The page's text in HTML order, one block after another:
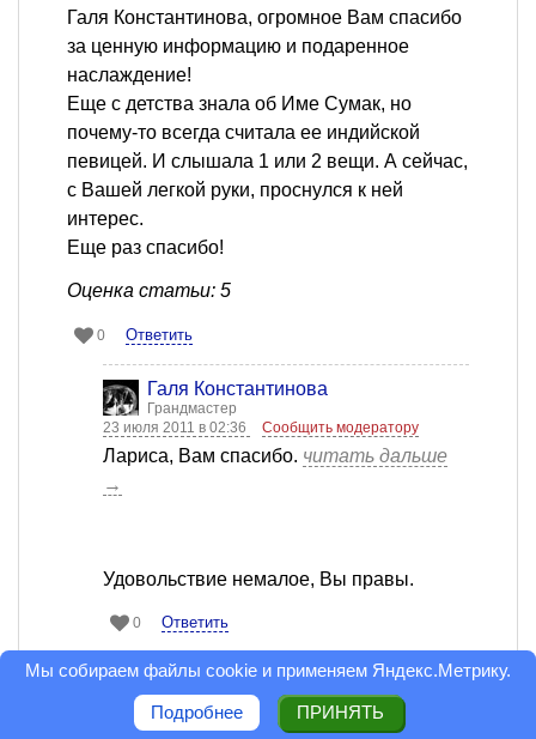
Галя Константинова, огромное Вам спасибо
за ценную информацию и подаренное
наслаждение!
Еще с детства знала об Име Сумак, но
почему-то всегда считала ее индийской
певицей. И слышала 1 или 2 вещи. А сейчас,
с Вашей легкой руки, проснулся к ней
интерес.
Еще раз спасибо!
Оценка статьи: 5
0 Ответить
Галя Константинова
Грандмастер
23 июля 2011 в 02:36
Сообщить модератору
Лариса, Вам спасибо. читать дальше
→
Удовольствие немалое, Вы правы.
0 Ответить
Игорь Коваленко
Дебютант
23 июля 2011 в 01:39
Сообщить модератору
Мы собираем файлы cookie и применяем Яндекс.Метрику.
Подробнее ПРИНЯТЬ